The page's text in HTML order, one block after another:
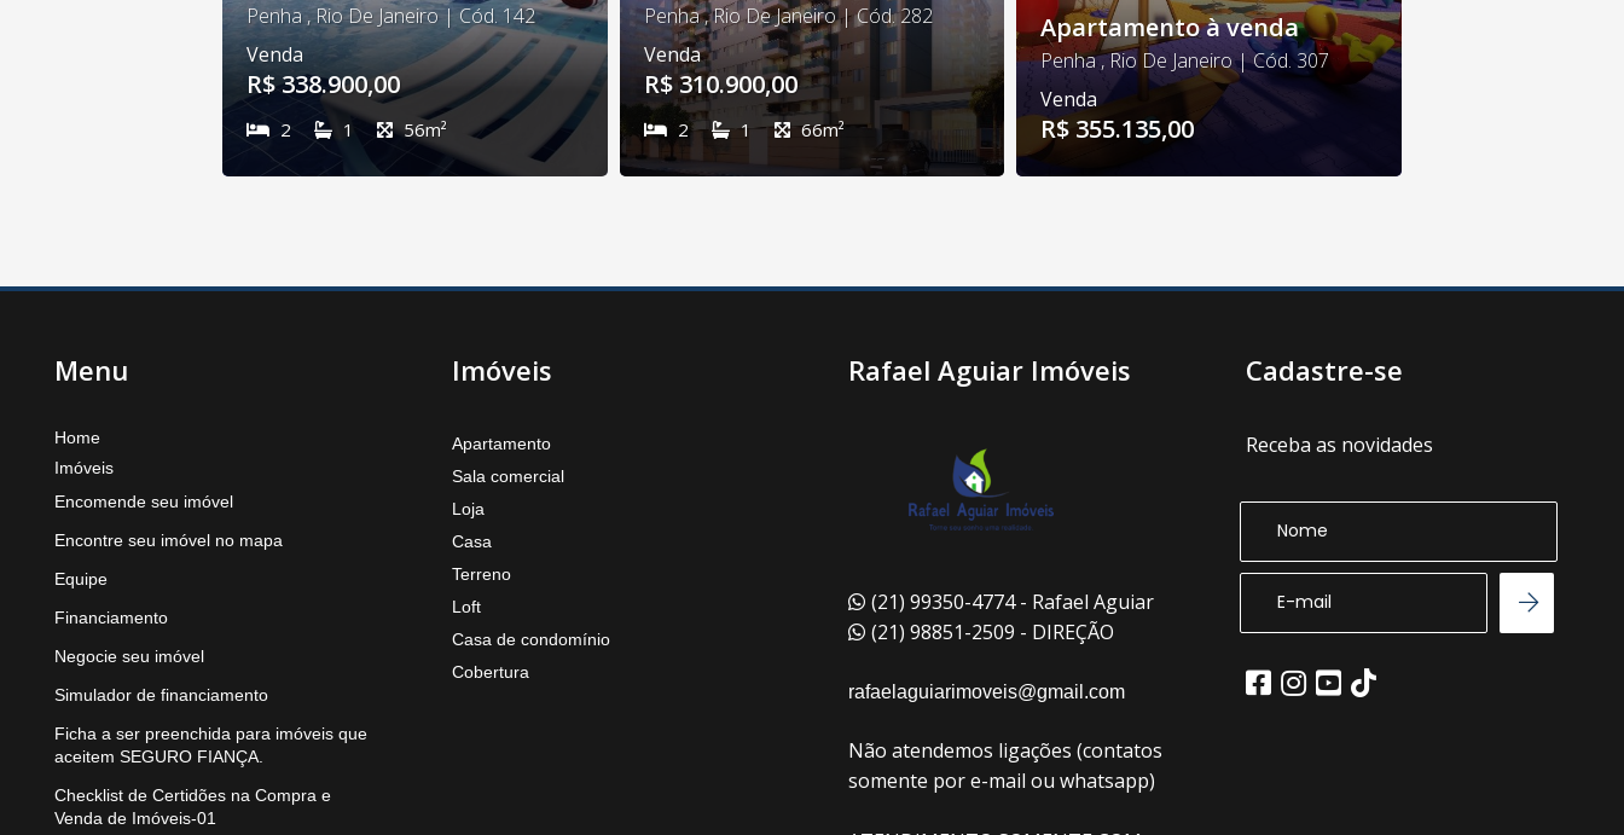
Penha , Rio De Janeiro | Cód. 142
Venda
R$ 338.900,00
2 1 56m²
Penha , Rio De Janeiro | Cód. 282
Venda
R$ 310.900,00
2 1 66m²
Apartamento à venda
Penha , Rio De Janeiro | Cód. 307
Venda
R$ 355.135,00
Menu
Home
Imóveis
Encomende seu imóvel
Encontre seu imóvel no mapa
Equipe
Financiamento
Negocie seu imóvel
Simulador de financiamento
Ficha a ser preenchida para imóveis que
aceitem SEGURO FIANÇA.
Checklist de Certidões na Compra e
Venda de Imóveis-01
Imóveis
Apartamento
Sala comercial
Loja
Casa
Terreno
Loft
Casa de condomínio
Cobertura
Rafael Aguiar Imóveis
(21) 99350-4774 - Rafael Aguiar
(21) 98851-2509 - DIREÇÃO
rafaelaguiarimoveis@gmail.com
Não atendemos ligações (contatos
somente por e-mail ou whatsapp)
Cadastre-se
Receba as novidades